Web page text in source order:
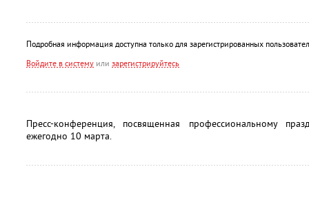
Подробная информация доступна только для зарегистрированных
Войдите в систему или зарегистрируйтесь
Пресс-конференция, посвященная профессиональному
ежегодно 10 марта.